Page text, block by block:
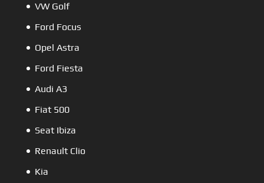
VW Golf
Ford Focus
Opel Astra
Ford Fiesta
Audi A3
Fiat 500
Seat Ibiza
Renault Clio
Kia